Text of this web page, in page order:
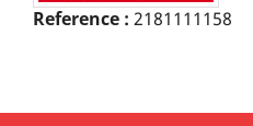
Reference : 2181111158